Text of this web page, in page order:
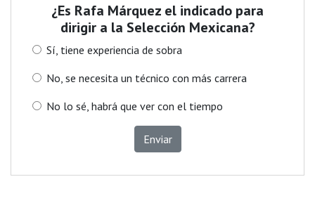
¿Es Rafa Márquez el indicado para
dirigir a la Selección Mexicana?
Sí, tiene experiencia de sobra
No, se necesita un técnico con más carrera
No lo sé, habrá que ver con el tiempo
Enviar